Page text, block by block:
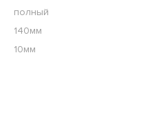
полный
140мм
10мм